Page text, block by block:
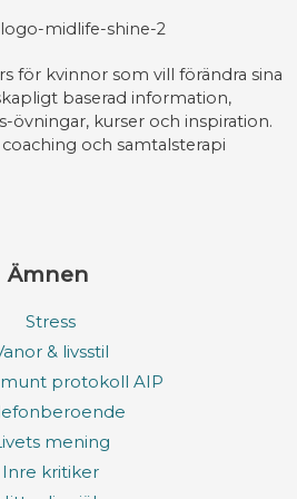
för kvinnor som vill förändra sina
baserad information,
övningar, kurser och inspiration.
och samtalsterapi
Ämnen
Stress
& livsstil
protokoll AIP
mening
Inre kritiker